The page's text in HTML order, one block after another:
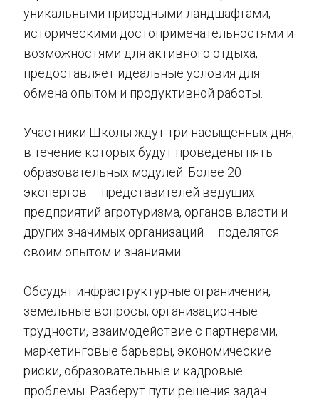
уникальными природными ландшафтами,
историческими достопримечательностями и
возможностями для активного отдыха,
предоставляет идеальные условия для
обмена опытом и продуктивной работы.
Участники Школы ждут три насыщенных дня,
в течение которых будут проведены пять
образовательных модулей. Более 20
экспертов – представителей ведущих
предприятий агротуризма, органов власти и
других значимых организаций – поделятся
своим опытом и знаниями.
Обсудят инфраструктурные ограничения,
земельные вопросы, организационные
трудности, взаимодействие с партнерами,
маркетинговые барьеры, экономические
риски, образовательные и кадровые
проблемы. Разберут пути решения задач.